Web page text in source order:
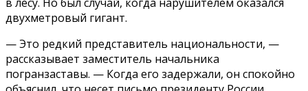
двухметровый гигант.
— Это редкий представитель национальности, —
рассказывает заместитель начальника
погранзаставы. — Когда его задержали, он спокойно